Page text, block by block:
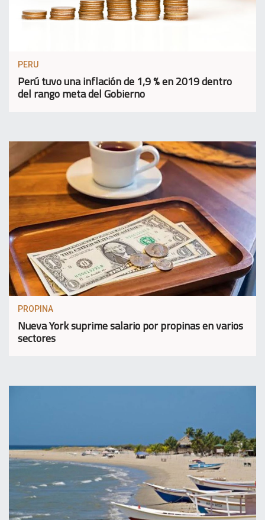
PERU
Perú tuvo una inflación de 1,9 % en 2019 dentro
del rango meta del Gobierno
PROPINA
Nueva York suprime salario por propinas en varios
sectores